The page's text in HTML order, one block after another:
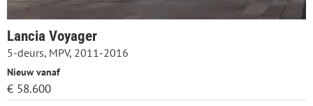
Lancia Voyager
5-deurs, MPV, 2011-2016
Nieuw vanaf
€ 58.600